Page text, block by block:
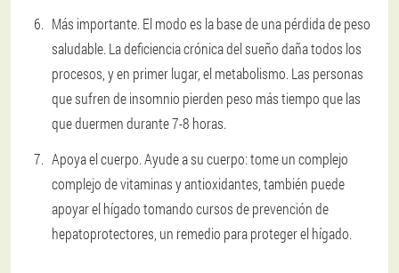
Más importante. El modo es la base de una pérdida de peso
saludable. La deficiencia crónica del sueño daña todos los
procesos, y en primer lugar, el metabolismo. Las personas
que sufren de insomnio pierden peso más tiempo que las
que duermen durante 7-8 horas.
Apoya el cuerpo. Ayude a su cuerpo: tome un complejo
complejo de vitaminas y antioxidantes, también puede
apoyar el hígado tomando cursos de prevención de
hepatoprotectores, un remedio para proteger el hígado.